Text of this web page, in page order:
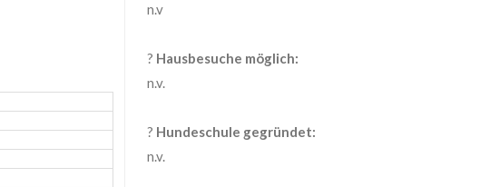
n.v
? Hausbesuche möglich:
n.v.
? Hundeschule gegründet:
n.v.